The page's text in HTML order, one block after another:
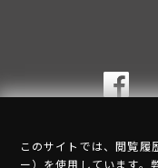
このサイトでは、閲覧
ー）を使用しています